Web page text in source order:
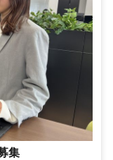
集